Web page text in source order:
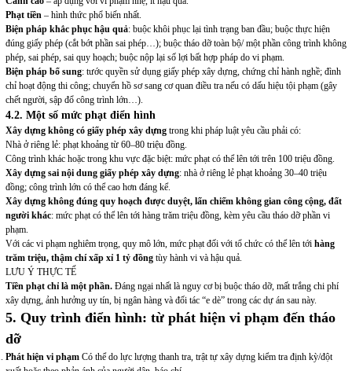
Phạt tiền– hình thức phổ biến nhất.
Biện pháp khắc phục hậu quả: buộc khôi phục lại tình trạng ban đầu; buộc thực hiện
đúng giấy phép (cắt bớt phần sai phép…); buộc tháo dỡ toàn bộ/ một phần công trình không
phép, sai phép, sai quy hoạch; buộc nộp lại số lợi bất hợp pháp do vi phạm.
Biện pháp bổ sung: tước quyền sử dụng giấy phép xây dựng, chứng chỉ hành nghề; đình
chỉ hoạt động thi công; chuyển hồ sơ sang cơ quan điều tra nếu có dấu hiệu tội phạm (gây
chết người, sập đổ công trình lớn…).
4.2. Một số mức phạt điển hình
Xây dựng không có giấy phép xây dựngtrong khi pháp luật yêu cầu phải có:
Nhà ở riêng lẻ: phạt khoảng từ 60–80 triệu đồng.
Công trình khác hoặc trong khu vực đặc biệt: mức phạt có thể lên tới trên 100 triệu đồng.
Xây dựng sai nội dung giấy phép xây dựng: nhà ở riêng lẻ phạt khoảng 30–40 triệu
đồng; công trình lớn có thể cao hơn đáng kể.
Xây dựng không đúng quy hoạch được duyệt, lấn chiếm không gian công cộng, đất
người khác: mức phạt có thể lên tới hàng trăm triệu đồng, kèm yêu cầu tháo dỡ phần vi
phạm.
Với các vi phạm nghiêm trọng, quy mô lớn, mức phạt đối với tổ chức có thể lên tới hàng
trăm triệu, thậm chí xấp xỉ 1 tỷ đồngtùy hành vi và hậu quả.
LƯU Ý THỰC TẾ
Tiền phạt chỉ là một phần.Đáng ngại nhất là nguy cơ bị buộc tháo dỡ, mất trắng chi phí
xây dựng, ảnh hưởng uy tín, bị ngân hàng và đối tác “e dè” trong các dự án sau này.
5. Quy trình điển hình: từ phát hiện vi phạm đến tháo
dỡ
Phát hiện vi phạmCó thể do lực lượng thanh tra, trật tự xây dựng kiểm tra định kỳ/đột